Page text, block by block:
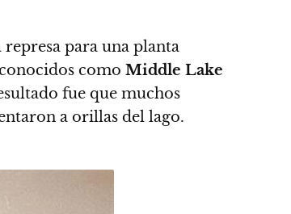
para una planta
como Middle Lake
fue que muchos
a orillas del lago.